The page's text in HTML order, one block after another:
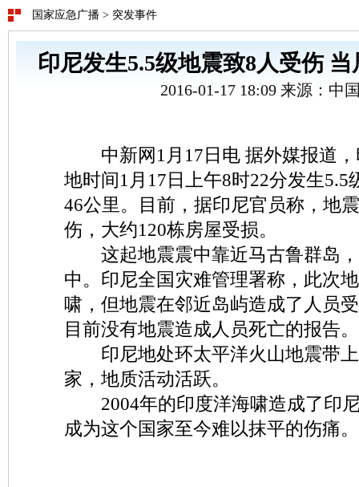
国家应急广播 > 突发事件
印尼发生5.5级地震致8人受伤
2016-01-17 18:09 来源：中
中新网1月17日电 据外媒报道，
地时间1月17日上午8时22分发生5.5
46公里。目前，据印尼官员称，地
伤，大约120栋房屋受损。
这起地震震中靠近马古鲁群岛，
中。印尼全国灾难管理署称，此次
啸，但地震在邻近岛屿造成了人员
目前没有地震造成人员死亡的报告。
印尼地处环太平洋火山地震带上
家，地质活动活跃。
2004年的印度洋海啸造成了印尼
成为这个国家至今难以抹平的伤痛。